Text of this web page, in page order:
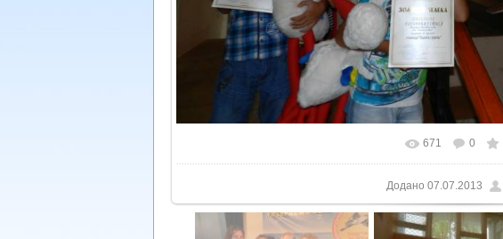
У реальному розмірі
671 0
Додано 07.07.2013